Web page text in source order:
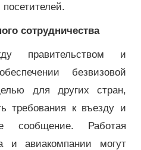
сотрудничества
правительством и
безвизовой
для других стран,
требования к въезду и
сообщение. Работая
и авиакомпании могут